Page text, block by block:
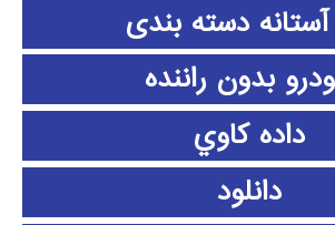
دسته بندی
بدون راننده
داده كاوي
دانلود